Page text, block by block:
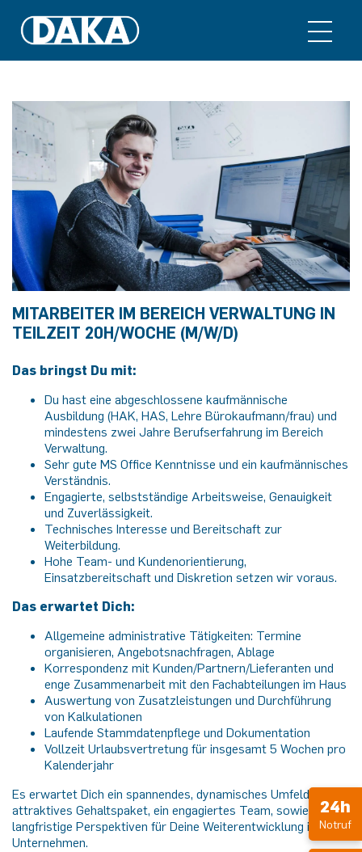
MITARBEITER IM BEREICH VERWALTUNG IN
TEILZEIT 20H/WOCHE (M/W/D)
Das bringst Du mit:
Du hast eine abgeschlossene kaufmännische
Ausbildung (HAK, HAS, Lehre Bürokaufmann/frau) und
mindestens zwei Jahre Berufserfahrung im Bereich
Verwaltung.
Sehr gute MS Office Kenntnisse und ein kaufmännisches
Verständnis.
Engagierte, selbstständige Arbeitsweise, Genauigkeit
und Zuverlässigkeit.
Technisches Interesse und Bereitschaft zur
Weiterbildung.
Hohe Team- und Kundenorientierung,
Einsatzbereitschaft und Diskretion setzen wir voraus.
Das erwartet Dich:
Allgemeine administrative Tätigkeiten: Termine
organisieren, Angebotsnachfragen, Ablage
Korrespondenz mit Kunden/Partnern/Lieferanten und
enge Zusammenarbeit mit den Fachabteilungen im Haus
Auswertung von Zusatzleistungen und Durchführung
von Kalkulationen
Laufende Stammdatenpflege und Dokumentation
Vollzeit Urlaubsvertretung für insgesamt 5 Wochen pro
Kalenderjahr
Es erwartet Dich ein spannendes, dynamisches Umfeld, ein
attraktives Gehaltspaket, ein engagiertes Team, sowie
langfristige Perspektiven für Deine Weiterentwicklung im
Unternehmen.
24h
Notruf